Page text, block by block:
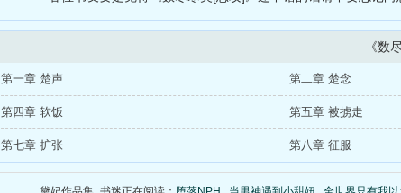
《数
第一章 楚声 第二章 楚念
第四章 软饭 第五章 被掳走
第七章 扩张 第八章 征服